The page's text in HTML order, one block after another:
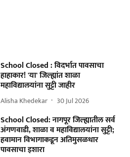
School Closed : विदर्भात पावसाचा
हाहाकार! 'या' जिल्ह्यांत शाळा
महाविद्यालयांना सुट्टी जाहीर
Alisha Khedekar 30 Jul 2026
School Closed: नागपूर जिल्ह्यातील सर्व
अंगणवाडी, शाळा व महाविद्यालयांना सुट्टी;
हवामान विभागाकडून अतिमुसळधार
पावसाचा इशारा